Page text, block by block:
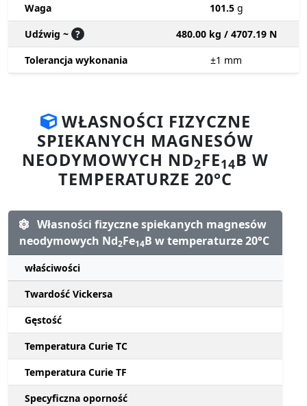
Waga
101.5 g
Udźwig ~ ?
480.00 kg / 4707.19 N
Tolerancja wykonania
±1 mm
WŁASNOŚCI FIZYCZNE
SPIEKANYCH MAGNESÓW
NEODYMOWYCH ND2FE14B W
TEMPERATURZE 20°C
Własności fizyczne spiekanych magnesów
neodymowych Nd2Fe14B w temperaturze 20°C
właściwości
Twardość Vickersa
Gęstość
Temperatura Curie TC
Temperatura Curie TF
Specyficzna oporność